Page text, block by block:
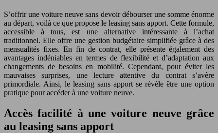
S’offrir une voiture neuve sans devoir débourser une somme énorme
au départ, voilà ce que propose le leasing sans apport. Cette formule,
accessible à tous, est une alternative intéressante à l’achat
traditionnel. Elle offre une gestion budgétaire simplifiée grâce à des
mensualités fixes. En fin de contrat, elle présente également des
avantages indéniables en termes de flexibilité et d’adaptation aux
changements de besoins en mobilité. Cependant, pour éviter les
mauvaises surprises, une lecture attentive du contrat s’avère
primordiale. Ainsi, le leasing sans apport se révèle être une option
pratique pour accéder à une voiture neuve.
Accès facilité à une voiture neuve grâce
au leasing sans apport